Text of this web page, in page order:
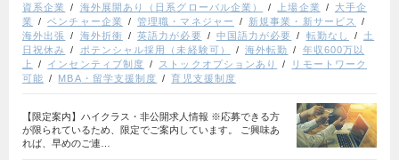
資系企業
海外展開あり（日系グローバル企業） 上場企業
大手企
業
ベンチャー企業 管理職・マネジャー
新規事業・新サービス
海外出張
海外折衝 英語力が必要 中国語力が必要 転勤なし
土
日祝休み
ポテンシャル採用（未経験可） 海外転勤
年収600万以
上
インセンティブ制度 ストックオプションあり
リモートワーク
可能
MBA・留学支援制度 育児支援制度
【限定案内】ハイクラス・非公開求人情報 ※応募できる方
が限られているため、限定でご案内しています。 ご興味あ
れば、早めのご連…